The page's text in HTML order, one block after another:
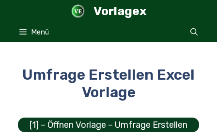
springen
Vorlagex
Menü
Umfrage Erstellen Excel
Vorlage
[1] – Öffnen Vorlage – Umfrage Erstellen